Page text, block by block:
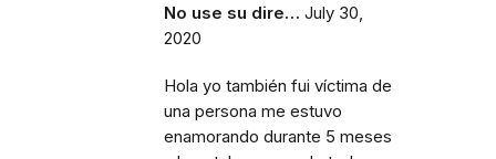
No use su dire… July 30,
2020
Hola yo también fui víctima de
una persona me estuvo
enamorando durante 5 meses